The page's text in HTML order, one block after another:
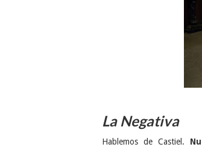
La Negativa
Hablemos de Castiel.